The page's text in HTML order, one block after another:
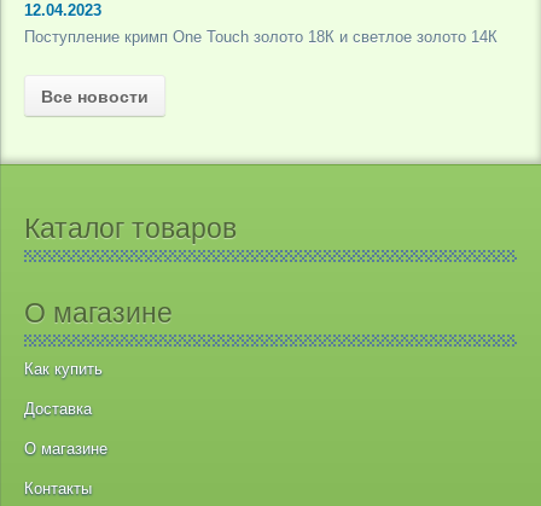
12.04.2023
Поступление кримп One Touch золото 18К и светлое золото 14К
Все новости
Каталог товаров
О магазине
Как купить
Доставка
О магазине
Контакты